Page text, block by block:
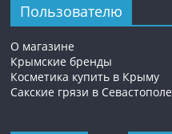
Пользователю
О магазине
Крымские бренды
Косметика купить в Крыму
Сакские грязи в Севастополе